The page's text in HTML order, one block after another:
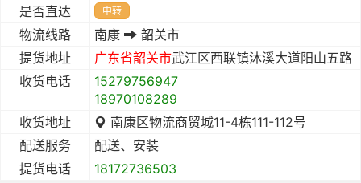
是否直达 中转
物流线路 南康
韶关市
提货地址
广东省韶关市武江区西联镇沐溪大道阳山五路
收货电话
15279756947
18970108289
收货地址
南康区物流商贸城11-4栋111-112号
配送服务
配送、安装
提货电话
18172736503